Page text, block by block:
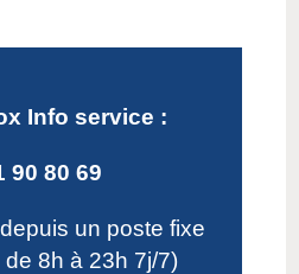
Info service :
90 80 69
un poste fixe
8h à 23h 7j/7)